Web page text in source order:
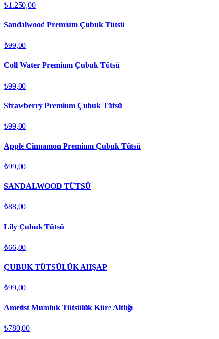
₺1.250,00
Sandalwood Premium Çubuk Tütsü
₺99,00
Coll Water Premium Çubuk Tütsü
₺99,00
Strawberry Premium Çubuk Tütsü
₺99,00
Apple Cinnamon Premium Çubuk Tütsü
₺99,00
SANDALWOOD TÜTSÜ
₺88,00
Lily Çubuk Tütsü
₺66,00
ÇUBUK TÜTSÜLÜK AHŞAP
₺99,00
Ametist Mumluk Tütsülük Küre Altlığı
₺780,00